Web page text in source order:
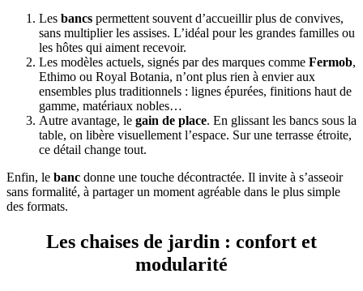
Les bancs permettent souvent d’accueillir plus de convives,
sans multiplier les assises. L’idéal pour les grandes familles ou
les hôtes qui aiment recevoir.
Les modèles actuels, signés par des marques comme Fermob,
Ethimo ou Royal Botania, n’ont plus rien à envier aux
ensembles plus traditionnels : lignes épurées, finitions haut de
gamme, matériaux nobles…
Autre avantage, le gain de place. En glissant les bancs sous la
table, on libère visuellement l’espace. Sur une terrasse étroite,
ce détail change tout.
Enfin, le banc donne une touche décontractée. Il invite à s’asseoir
sans formalité, à partager un moment agréable dans le plus simple
des formats.
Les chaises de jardin : confort et
modularité